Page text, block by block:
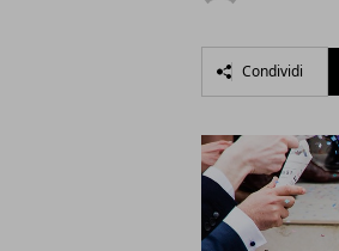
Condividi